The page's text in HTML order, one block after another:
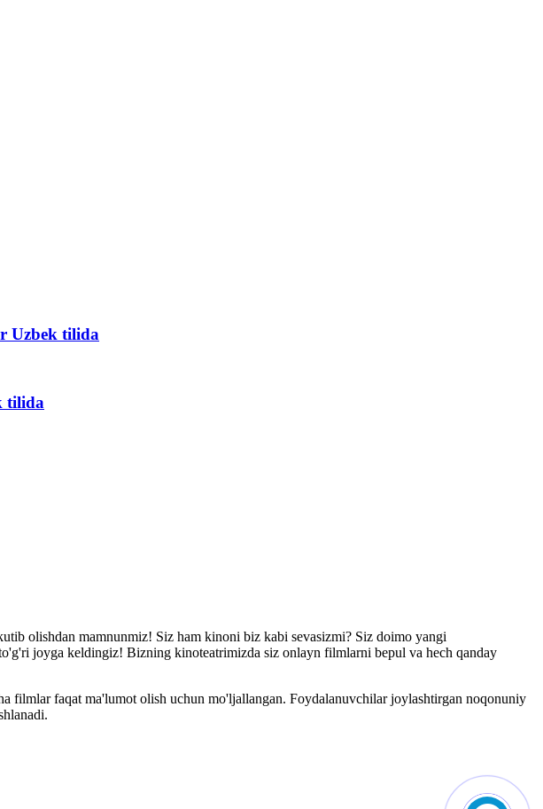
Uzbek tilida
tilida
olishdan mamnunmiz! Siz ham kinoni biz kabi sevasizmi? Siz doimo yangi
joyga keldingiz! Bizning kinoteatrimizda siz onlayn filmlarni bepul va hech qanday
faqat ma'lumot olish uchun mo'ljallangan. Foydalanuvchilar joylashtirgan noqonuniy